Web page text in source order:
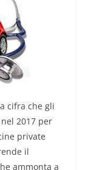
cifra che gli
2017 per
private
il
ammonta a